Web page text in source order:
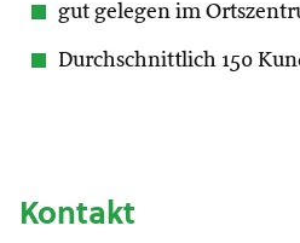
gut gelegen im
Durchschnittlich 150
Kontakt